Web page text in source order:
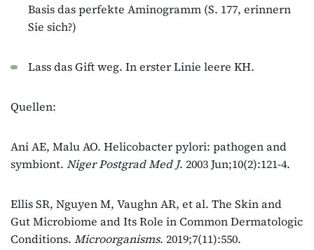
Basis das perfekte Aminogramm (S. 177, erinnern
Sie sich?)
Lass das Gift weg. In erster Linie leere KH.
Quellen:
Ani AE, Malu AO. Helicobacter pylori: pathogen and
symbiont. Niger Postgrad Med J. 2003 Jun;10(2):121-4.
Ellis SR, Nguyen M, Vaughn AR, et al. The Skin and
Gut Microbiome and Its Role in Common Dermatologic
Conditions. Microorganisms. 2019;7(11):550.